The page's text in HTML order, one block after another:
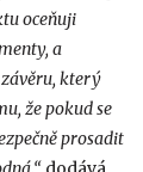
oceňuji
a
který
že pokud se
prosadit